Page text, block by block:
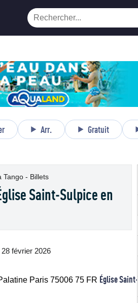
Arr. Gratuit
Tango - Billets
Saint-Sulpice en
février 2026
Paris 75006 75 FR Église